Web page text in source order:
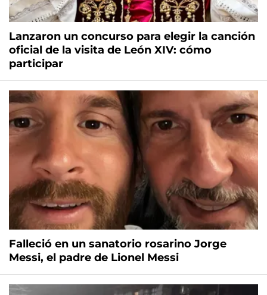
Lanzaron un concurso para elegir la canción
oficial de la visita de León XIV: cómo
participar
Falleció en un sanatorio rosarino Jorge
Messi, el padre de Lionel Messi